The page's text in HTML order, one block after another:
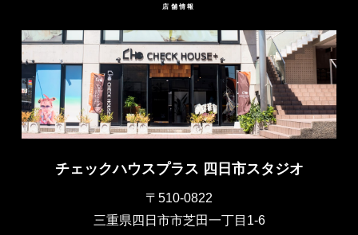
店舗情報
チェックハウスプラス 四日市スタジオ
〒510-0822
三重県四日市市芝田一丁目1-6